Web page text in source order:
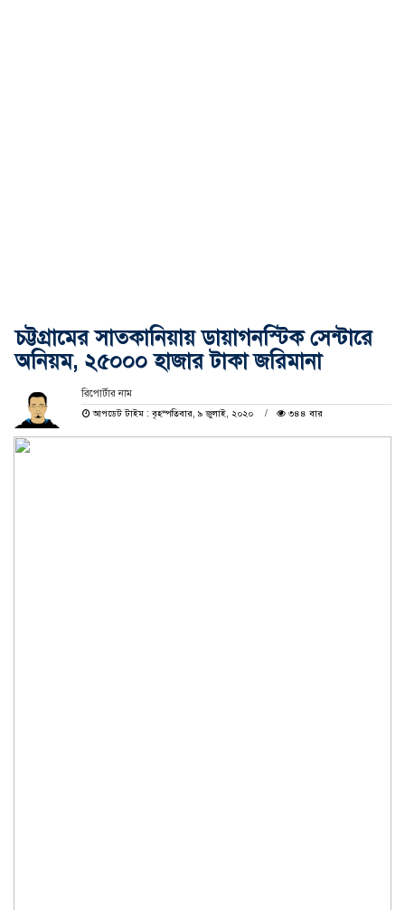
চট্টগ্রামের সাতকানিয়ায় ডায়াগনস্টিক সেন্টারে
অনিয়ম, ২৫০০০ হাজার টাকা জরিমানা
রিপোর্টার নাম
আপডেট টাইম : বৃহস্পতিবার, ৯ জুলাই, ২০২০
৩৪৪ বার